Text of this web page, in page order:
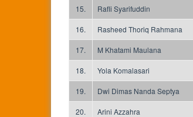
15. Rafli Syarifuddin
16. Rasheed Thoriq Rahmana
17. M Khatami Maulana
18. Yola Komalasari
19. Dwi Dimas Nanda Septya
20. Arini Azzahra